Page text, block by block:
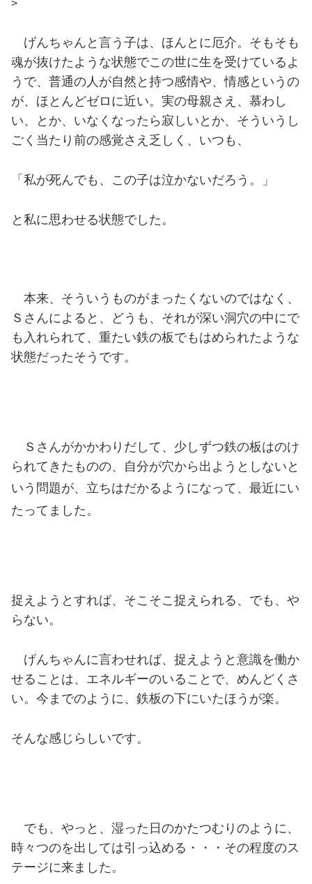
>
げんちゃんと言う子は、ほんとに厄介。そもそも
魂が抜けたような状態でこの世に生を受けているよ
うで、普通の人が自然と持つ感情や、情感というの
が、ほとんどゼロに近い。実の母親さえ、慕わし
い、とか、いなくなったら寂しいとか、そういうし
ごく当たり前の感覚さえ乏しく、いつも、
「私が死んでも、この子は泣かないだろう。」
と私に思わせる状態でした。
本来、そういうものがまったくないのではなく、
Ｓさんによると、どうも、それが深い洞穴の中にで
も入れられて、重たい鉄の板でもはめられたような
状態だったそうです。
Ｓさんがかかわりだして、少しずつ鉄の板はのけ
られてきたものの、自分が穴から出ようとしないと
いう問題が、立ちはだかるようになって 、最近にい
たってました。
捉えようとすれば、そこそこ捉えられる、でも、や
らない。
げんちゃんに言わせれば、捉えようと意識を働か
せることは、エネルギーのいることで、めんどくさ
い。今までのように、鉄板の下にいたほうが楽。
そんな感じらしいです。
でも、やっと、湿った日のかたつむりのように、
時々つのを出しては引っ込める・・・その程度のス
テージに来ました。